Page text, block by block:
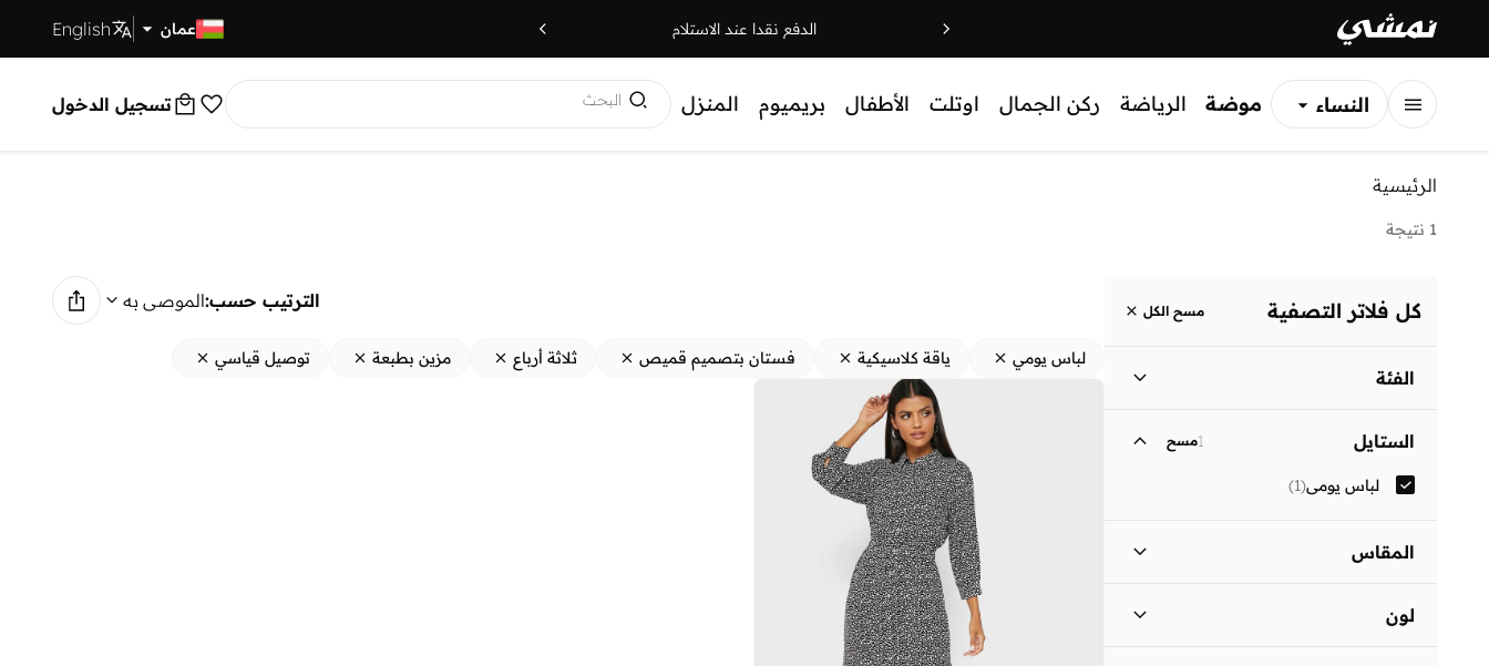
الدفع نقدا عند الاستلام عمان English
النساء
موضة الرياضة ركن الجمال اوتلت الأطفال بريميوم المنزل البحث تسجيل الدخول
الرئيسية
1 نتيجة
كل فلاتر التصفية مسح الكل
الفئة
نساء
الستايل 1مسح
لباس يومي(
1
)
المقاس
لون
الترتيب حسب:الموصى به
لباس يومي ياقة كلاسيكية فستان بتصميم قميص ثلاثة أرباع مزين بطبعة توصيل قياسي